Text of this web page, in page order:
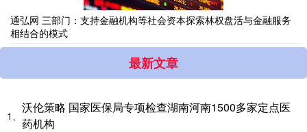
通弘网 三部门：支持金融机构等社会资本探索林权盘活与金融服务
相结合的模式
最新文章
1、
沃伦策略 国家医保局专项检查湖南河南1500多家定点医
药机构